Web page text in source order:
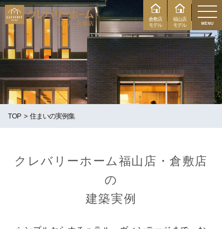
福山店
モデル
倉敷店
モデル
MENU
TOP 住まいの実例集
クレバリーホーム福山店・倉敷店
の
建築実例